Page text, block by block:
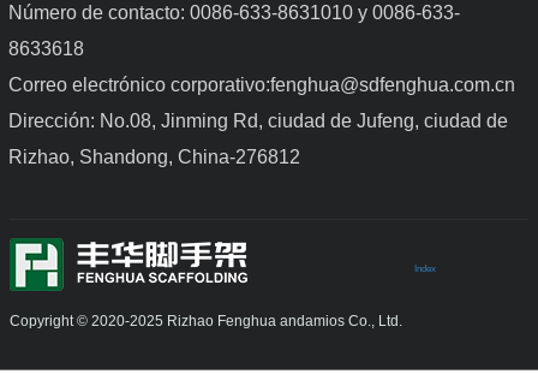
Encofrado de acero para
trabajos ligeros
aluminio
Número de contacto: 0086-633-8631010 y 0086-633-
8633618
Correo electrónico corporativo:fenghua@sdfenghua.com.cn
Dirección: No.08, Jinming Rd, ciudad de Jufeng, ciudad de
Rizhao, Shandong, China-276812
Copyright © 2020-2025 Rizhao Fenghua andamios Co., Ltd.
Index